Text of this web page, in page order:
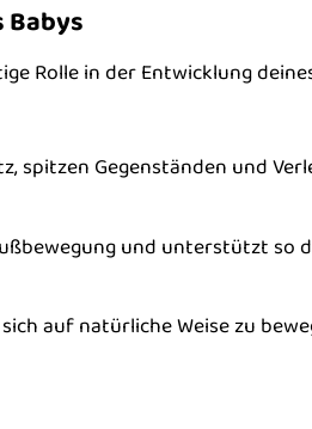
Rolle in der Entwicklung
spitzen Gegenständen und
und unterstützt so
auf natürliche Weise zu